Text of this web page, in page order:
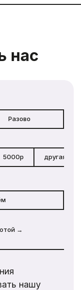
нас
Разово
5000р другая
→
нашу